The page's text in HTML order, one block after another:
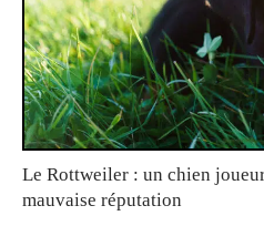
Le Rottweiler : un chien
mauvaise réputation